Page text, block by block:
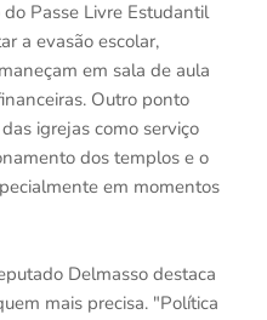
Passe Livre Estudantil
a evasão escolar,
em sala de aula
Outro ponto
igrejas como serviço
dos templos e o
em momentos
Delmasso destaca
mais precisa. "Política